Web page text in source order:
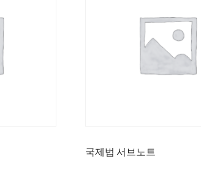
국제법 서브노트